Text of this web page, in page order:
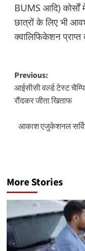
BUMS आदि)
छात्रों के लिए भी
क्वालिफिकेशन
Post
navigation
Previous:
आईसीसी वर्ल्ड टेस्ट
रौंदकर जीता खिताफ
आकाश एजुकेशनल
More Stories